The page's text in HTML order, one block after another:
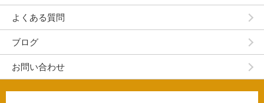
よくある質問
ブログ
お問い合わせ